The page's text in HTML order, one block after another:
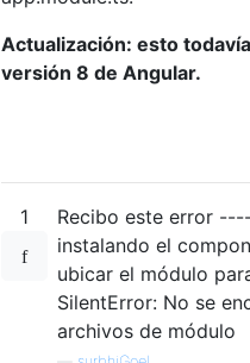
Actualización: esto
versión 8 de Angular.
1
Recibo este error
instalando el
ubicar el módulo
SilentError: No se
archivos de módulo